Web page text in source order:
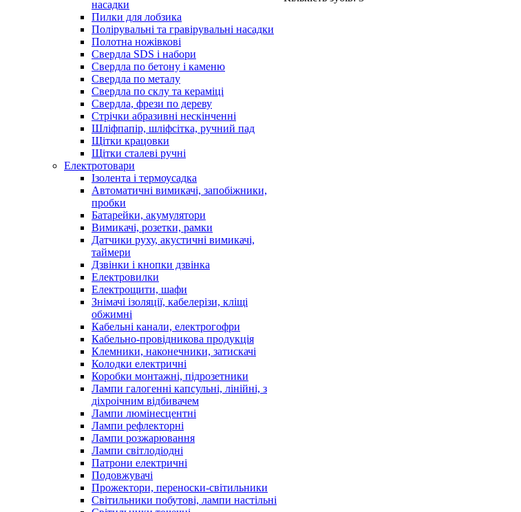
насадки
Пилки для лобзика
Полірувальні та гравірувальні насадки
Полотна ножівкові
Свердла SDS і набори
Свердла по бетону і каменю
Свердла по металу
Свердла по склу та кераміці
Свердла, фрези по дереву
Стрічки абразивні нескінченні
Шліфпапір, шліфсітка, ручний пад
Щітки крацовки
Щітки сталеві ручні
Електротовари
Ізолента і термоусадка
Автоматичні вимикачі, запобіжники,
пробки
Батарейки, акумулятори
Вимикачі, розетки, рамки
Датчики руху, акустичні вимикачі,
таймери
Дзвінки і кнопки дзвінка
Електровилки
Електрощити, шафи
Знімачі ізоляції, кабелерізи, кліщі
обжимні
Кабельні канали, електрогофри
Кабельно-провідникова продукція
Клемники, наконечники, затискачі
Колодки електричні
Коробки монтажні, підрозетники
Лампи галогенні капсульні, лінійні, з
діхроічним відбивачем
Лампи люмінесцентні
Лампи рефлекторні
Лампи розжарювання
Лампи світлодіодні
Патрони електричні
Подовжувачі
Прожектори, переноски-світильники
Світильники побутові, лампи настільні